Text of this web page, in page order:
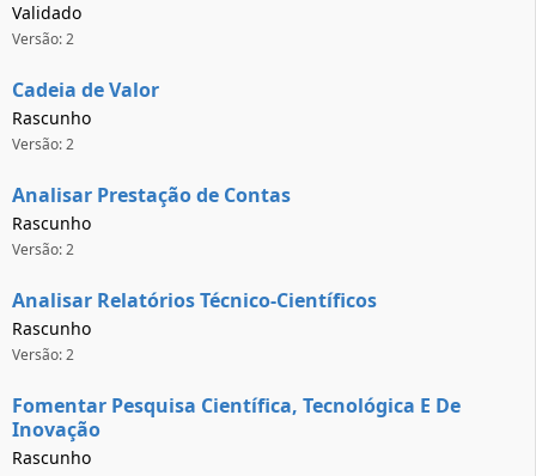
Validado
Versão: 2
Cadeia de Valor
Rascunho
Versão: 2
Analisar Prestação de Contas
Rascunho
Versão: 2
Analisar Relatórios Técnico-Científicos
Rascunho
Versão: 2
Fomentar Pesquisa Científica, Tecnológica E De
Inovação
Rascunho